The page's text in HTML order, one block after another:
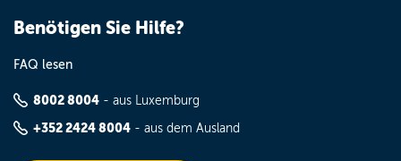
Benötigen Sie Hilfe?
FAQ lesen
8002 8004 - aus Luxemburg
+352 2424 8004 - aus dem Ausland